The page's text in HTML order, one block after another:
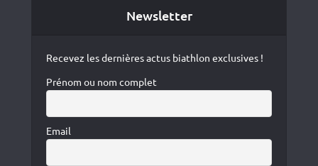
Newsletter
Recevez les dernières actus biathlon exclusives !
Prénom ou nom complet
Email